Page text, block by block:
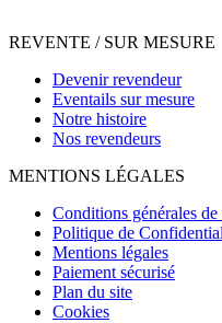
REVENTE / SUR MESURE
Devenir revendeur
Eventails sur mesure
Notre histoire
Nos revendeurs
MENTIONS LÉGALES
Conditions générales de
Politique de
Mentions légales
Paiement sécurisé
Plan du site
Cookies